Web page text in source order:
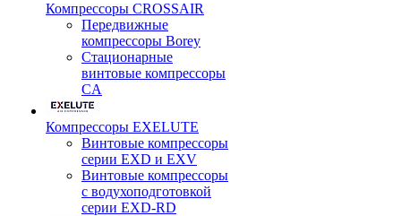
Компрессоры CROSSAIR
Передвижные
компрессоры Borey
Стационарные
винтовые компрессоры
CA
Компрессоры EXELUTE
Винтовые компрессоры
серии EXD и EXV
Винтовые компрессоры
с водухоподготовкой
серии EXD-RD